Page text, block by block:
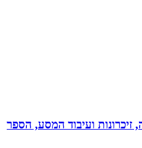
ועיבוד המסע, הספר